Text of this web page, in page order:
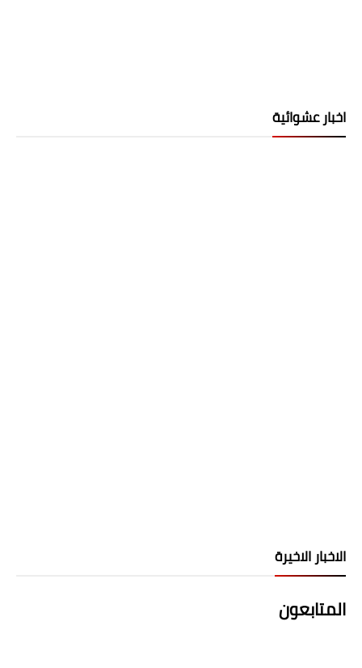
اخبار عشوائية
الاخبار الاخيرة
المتابعون